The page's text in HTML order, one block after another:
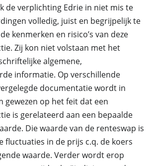
de verplichting Edrie in niet mis te
volledig, juist en begrijpelijk te
kenmerken en risico’s van deze
Zij kon niet volstaan met het
algemene,
informatie. Op verschillende
documentatie wordt in
gewezen op het feit dat een
is gerelateerd aan een bepaalde
Die waarde van de renteswap is
fluctuaties in de prijs c.q. de koers
waarde. Verder wordt erop